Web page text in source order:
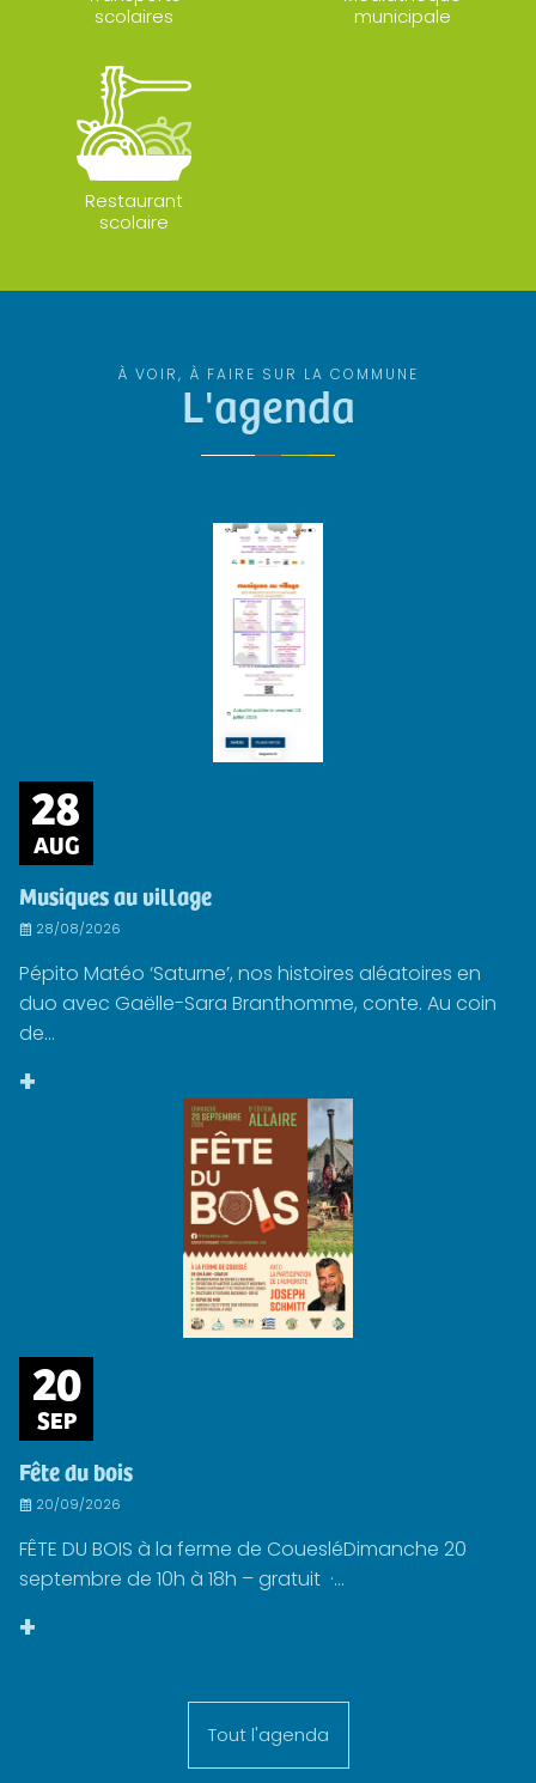
scolaires
municipale
Restaurant
scolaire
À VOIR, À FAIRE SUR LA COMMUNE
L'agenda
28
AUG
Musiques au village
28/08/2026
Pépito Matéo ‘Saturne’, nos histoires aléatoires en
duo avec Gaëlle-Sara Branthomme, conte. Au coin
de...
+
20
SEP
Fête du bois
20/09/2026
FÊTE DU BOIS à la ferme de CouesléDimanche 20
septembre de 10h à 18h – gratuit ·...
+
Tout l'agenda